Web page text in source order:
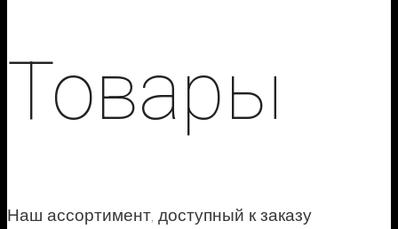
Товары
Наш ассортимент, доступный к заказу